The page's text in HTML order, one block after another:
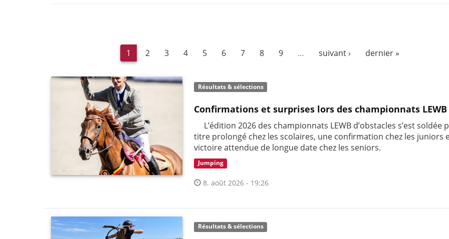
1 2 3 4 5 6 7 8 9 … suivant › dernier »
Résultats & sélections
Confirmations et surprises lors des championnats LEWB
L’édition 2026 des championnats LEWB d’obstacles s’est soldée
titre prolongé chez les scolaires, une confirmation chez les juniors
victoire attendue de longue date chez les seniors.
Jumping
8. août 2026 - 19:26
Résultats & sélections